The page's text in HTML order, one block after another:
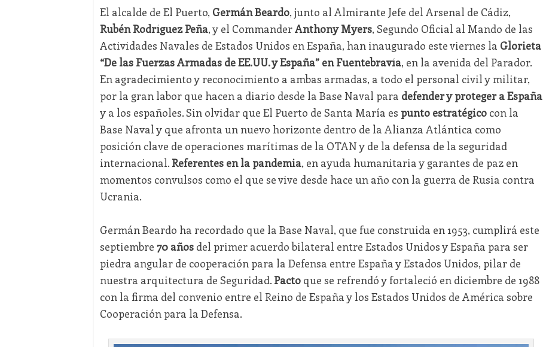
El alcalde de El Puerto, Germán Beardo, junto al Almirante Jefe del Arsenal de Cádiz,
Rubén Rodríguez Peña, y el CommanderAnthony Myers, Segundo Oficial al Mando de las
Actividades Navales de Estados Unidos en España, han inaugurado este viernes la Glorieta
“De las Fuerzas Armadas de EE.UU. y España” en Fuentebravía, en la avenida del Parador.
En agradecimiento y reconocimiento a ambas armadas, a todo el personal civil y militar,
por la gran labor que hacen a diario desde la Base Naval para defender y proteger a España
y a los españoles. Sin olvidar que El Puerto de Santa María es punto estratégicocon la
Base Naval y que afronta un nuevo horizonte dentro de la Alianza Atlántica como
posición clave de operaciones marítimas de la OTAN y de la defensa de la seguridad
internacional. Referentes en la pandemia, en ayuda humanitaria y garantes de paz en
momentos convulsos como el que se vive desde hace un año con la guerra de Rusia contra
Ucrania.
Germán Beardo ha recordado que la Base Naval, que fue construida en 1953, cumplirá este
septiembre 70 añosdel primer acuerdo bilateral entre Estados Unidos y España para ser
piedra angular de cooperación para la Defensa entre España y Estados Unidos, pilar de
nuestra arquitectura de Seguridad. Pactoque se refrendó y fortaleció en diciembre de 1988
con la firma del convenio entre el Reino de España y los Estados Unidos de América sobre
Cooperación para la Defensa.